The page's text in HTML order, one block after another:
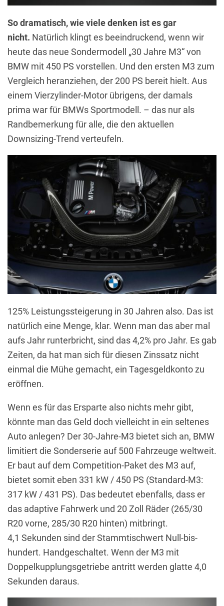
So dramatisch, wie viele denken ist es gar
nicht. Natürlich klingt es beeindruckend, wenn wir
heute das neue Sondermodell „30 Jahre M3“ von
BMW mit 450 PS vorstellen. Und den ersten M3 zum
Vergleich heranziehen, der 200 PS bereit hielt. Aus
einem Vierzylinder-Motor übrigens, der damals
prima war für BMWs Sportmodell. – das nur als
Randbemerkung für alle, die den aktuellen
Downsizing-Trend verteufeln.
125% Leistungssteigerung in 30 Jahren also. Das ist
natürlich eine Menge, klar. Wenn man das aber mal
aufs Jahr runterbricht, sind das 4,2% pro Jahr. Es gab
Zeiten, da hat man sich für diesen Zinssatz nicht
einmal die Mühe gemacht, ein Tagesgeldkonto zu
eröffnen.
Wenn es für das Ersparte also nichts mehr gibt,
könnte man das Geld doch vielleicht in ein seltenes
Auto anlegen? Der 30-Jahre-M3 bietet sich an, BMW
limitiert die Sonderserie auf 500 Fahrzeuge weltweit.
Er baut auf dem Competition-Paket des M3 auf,
bietet somit eben 331 kW / 450 PS (Standard-M3:
317 kW / 431 PS). Das bedeutet ebenfalls, dass er
das adaptive Fahrwerk und 20 Zoll Räder (265/30
R20 vorne, 285/30 R20 hinten) mitbringt.
4,1 Sekunden sind der Stammtischwert Null-bis-
hundert. Handgeschaltet. Wenn der M3 mit
Doppelkupplungsgetriebe antritt werden glatte 4,0
Sekunden daraus.